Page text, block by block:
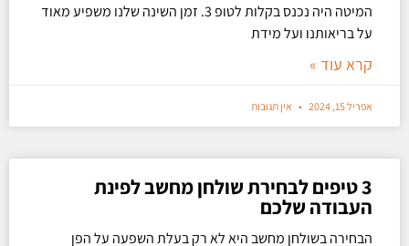
המיטה היה נכנס בקלות לטופ 3. זמן השינה שלנו משפיע מאוד
על בריאותנו ועל מידת
קרא עוד »
אפריל 15, 2024 אין תגובות
3 טיפים לבחירת שולחן מחשב לפינת
העבודה שלכם
הבחירה בשולחן מחשב היא לא רק בעלת השפעה על הפן